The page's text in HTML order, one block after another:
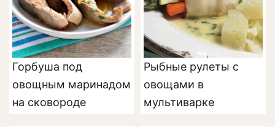
Горбуша под
овощным маринадом
на сковороде
Рыбные рулеты с
овощами в
мультиварке